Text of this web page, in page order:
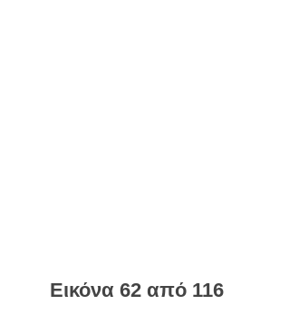
Εικόνα 62 από 116